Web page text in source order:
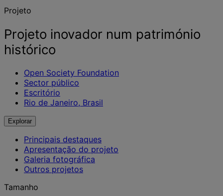
notícias
informações
Projeto
Projeto inovador num património
histórico
Open Society Foundation
Sector público
Escritório
Rio de Janeiro, Brasil
Explorar
Principais destaques
Apresentação do projeto
Galeria fotográfica
Outros projetos
Tamanho